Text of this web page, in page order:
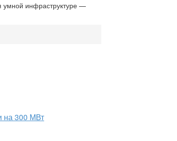
умной инфраструктуре —
на 300 МВт